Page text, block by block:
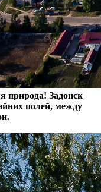
природа! Задонск
полей, между